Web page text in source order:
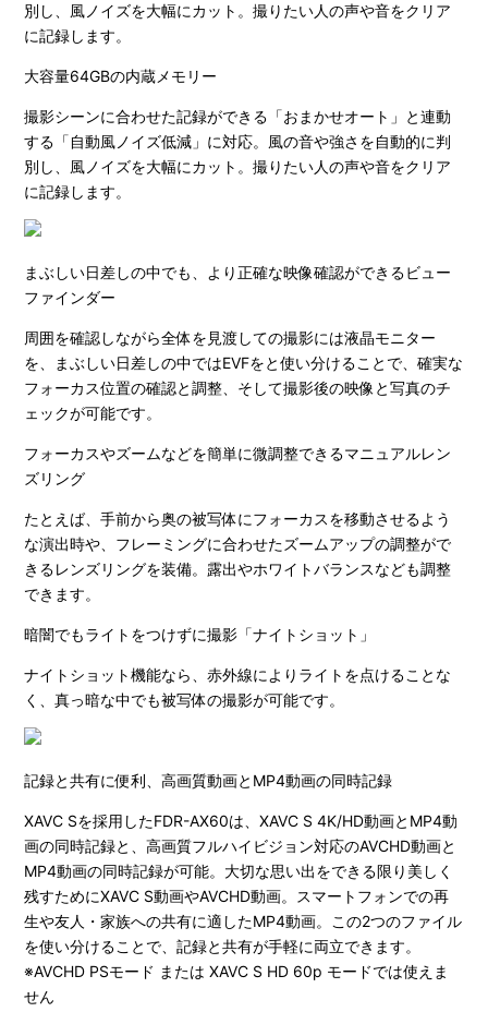
別し、風ノイズを大幅にカット。撮りたい人の声や音をクリア
に記録します。
大容量64GBの内蔵メモリー
撮影シーンに合わせた記録ができる「おまかせオート」と連動
する「自動風ノイズ低減」に対応。風の音や強さを自動的に判
別し、風ノイズを大幅にカット。撮りたい人の声や音をクリア
に記録します。
まぶしい日差しの中でも、より正確な映像確認ができるビュー
ファインダー
周囲を確認しながら全体を見渡しての撮影には液晶モニター
を、まぶしい日差しの中ではEVFをと使い分けることで、確実な
フォーカス位置の確認と調整、そして撮影後の映像と写真のチ
ェックが可能です。
フォーカスやズームなどを簡単に微調整できるマニュアルレン
ズリング
たとえば、手前から奥の被写体にフォーカスを移動させるよう
な演出時や、フレーミングに合わせたズームアップの調整がで
きるレンズリングを装備。露出やホワイトバランスなども調整
できます。
暗闇でもライトをつけずに撮影「ナイトショット」
ナイトショット機能なら、赤外線によりライトを点けることな
く、真っ暗な中でも被写体の撮影が可能です。
記録と共有に便利、高画質動画とMP4動画の同時記録
XAVC Sを採用したFDR-AX60は、XAVC S 4K/HD動画とMP4動
画の同時記録と、高画質フルハイビジョン対応のAVCHD動画と
MP4動画の同時記録が可能。大切な思い出をできる限り美しく
残すためにXAVC S動画やAVCHD動画。スマートフォンでの再
生や友人・家族への共有に適したMP4動画。この2つのファイル
を使い分けることで、記録と共有が手軽に両立できます。
※AVCHD PSモード または XAVC S HD 60p モードでは使えま
せん